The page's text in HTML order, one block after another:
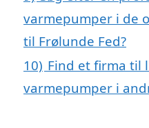
varmepumper i de
til Frølunde Fed?
10) Find et firma til
varmepumper i